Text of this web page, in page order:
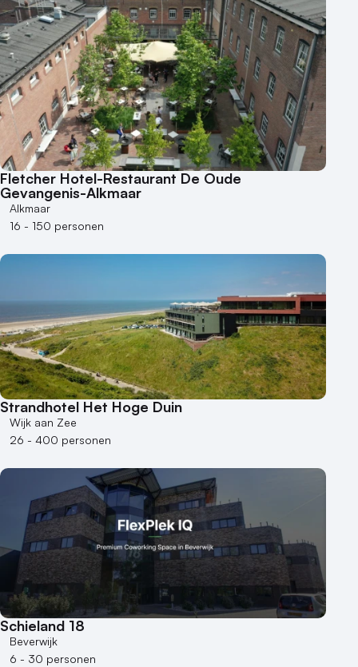
Contact
1 - 5 zalen
6 - 10 zalen
10 of meer zalen
Aantal personen
1 - 50 personen
50 - 100 personen
100 - 250 personen
250 - 500 personen
500+ personen
Bijzondere locaties
Hotel
Hybride events
Industriële locatie
Kasteel en landgoed
Kleine / intieme locatie
Locaties aan zee
Theater
Varende locatie
Fletcher Hotel-Restaurant De Oude
Gevangenis-Alkmaar
Alkmaar
16 - 150 personen
Strandhotel Het Hoge Duin
Wijk aan Zee
26 - 400 personen
Schieland 18
Beverwijk
6 - 30 personen